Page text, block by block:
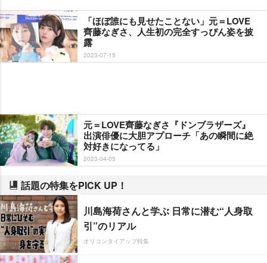
「ほぼ誰にも見せたことない」元＝LOVE
齊藤なぎさ、人生初の完全すっぴん姿を披
露
2023-07-15
元＝LOVE齊藤なぎさ『ドンブラザーズ』
出演俳優に大胆アプローチ「あの瞬間に絶
対好きになってる」
2023-04-05
話題の特集をPICK UP！
川島海荷さんと学ぶ 日常に潜む“人身取
引”のリアル
オリコンタイアップ特集